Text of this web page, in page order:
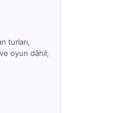
turları,
oyun dâhil;